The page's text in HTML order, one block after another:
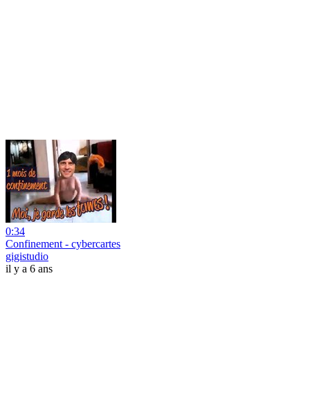
0:34
Confinement - cybercartes
gigistudio
il y a 6 ans